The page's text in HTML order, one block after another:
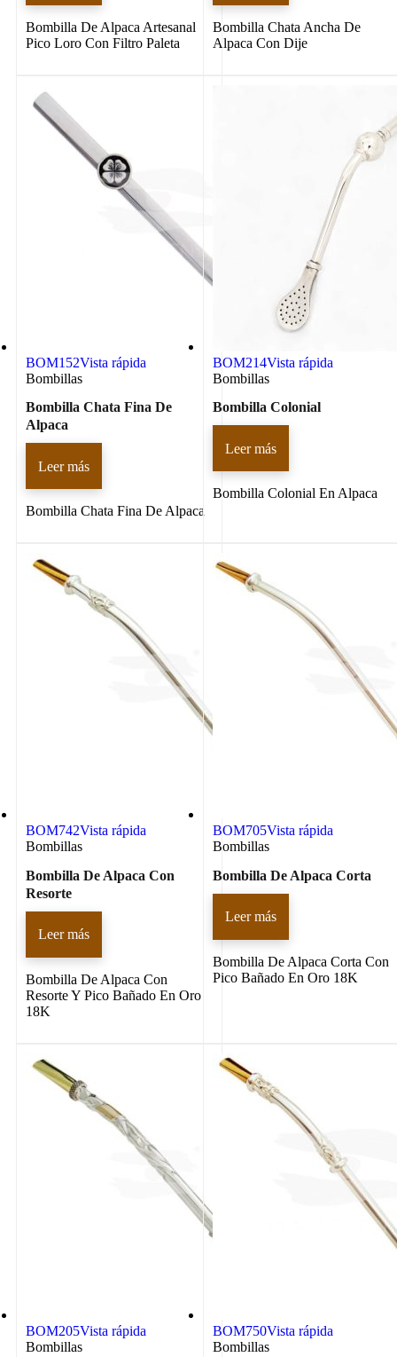
Bombilla De Alpaca Artesanal
Pico Loro Con Filtro Paleta
Bombilla Chata Ancha De
Alpaca Con Dije
BOM152Vista rápida
Bombillas
Bombilla Chata Fina De
Alpaca
Leer más
Bombilla Chata Fina De Alpaca
BOM214Vista rápida
Bombillas
Bombilla Colonial
Leer más
Bombilla Colonial En Alpaca
BOM742Vista rápida
Bombillas
Bombilla De Alpaca Con
Resorte
Leer más
Bombilla De Alpaca Con
Resorte Y Pico Bañado En Oro
18K
BOM705Vista rápida
Bombillas
Bombilla De Alpaca Corta
Leer más
Bombilla De Alpaca Corta Con
Pico Bañado En Oro 18K
BOM205Vista rápida
Bombillas
BOM750Vista rápida
Bombillas